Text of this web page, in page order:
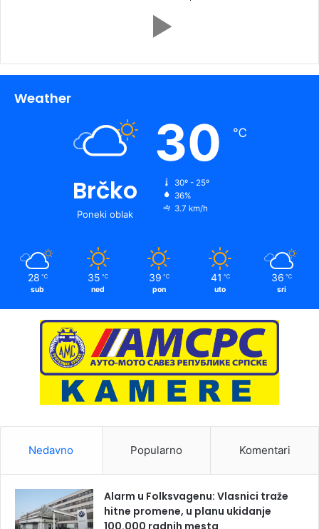
Weather
Brčko
Poneki oblak
30 ℃
30º - 25º
36%
3.7 km/h
28 ℃
sub
35 ℃
ned
39 ℃
pon
41 ℃
uto
36 ℃
sri
Nedavno Popularno Komentari
Alarm u Folksvagenu: Vlasnici traže
hitne promene, u planu ukidanje
100.000 radnih mesta